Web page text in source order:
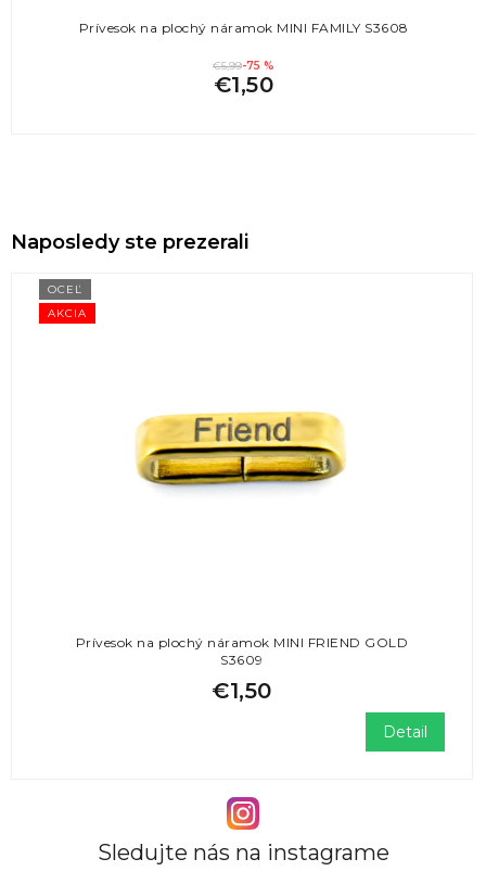
Prívesok na plochý náramok MINI FAMILY S3608
€5,99-75 %
€1,50
Naposledy ste prezerali
AKCIA
OCEĽ
Prívesok na plochý náramok MINI FRIEND GOLD
S3609
€1,50
Detail
Sledujte nás na instagrame